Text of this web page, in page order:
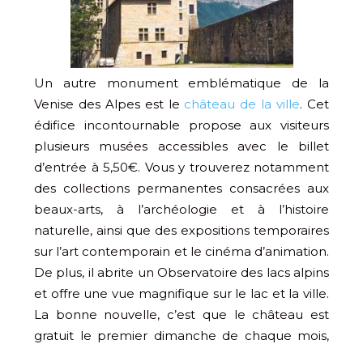
Un autre monument emblématique de la
Venise des Alpes est le château de la ville. Cet
édifice incontournable propose aux visiteurs
plusieurs musées accessibles avec le billet
d’entrée à 5,50€. Vous y trouverez notamment
des collections permanentes consacrées aux
beaux-arts, à l’archéologie et à l’histoire
naturelle, ainsi que des expositions temporaires
sur l’art contemporain et le cinéma d’animation.
De plus, il abrite un Observatoire des lacs alpins
et offre une vue magnifique sur le lac et la ville.
La bonne nouvelle, c’est que le château est
gratuit le premier dimanche de chaque mois,